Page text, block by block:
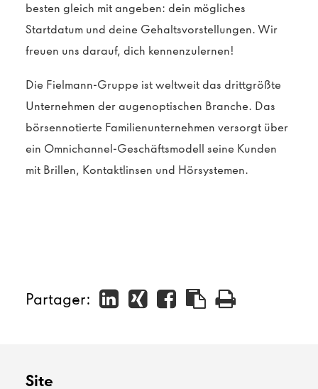
besten gleich mit angeben: dein mögliches
Startdatum und deine Gehaltsvorstellungen. Wir
freuen uns darauf, dich kennenzulernen!
Die Fielmann-Gruppe ist weltweit das drittgrößte
Unternehmen der augenoptischen Branche. Das
börsennotierte Familienunternehmen versorgt über
ein Omnichannel-Geschäftsmodell seine Kunden
mit Brillen, Kontaktlinsen und Hörsystemen.
Partager:
Site